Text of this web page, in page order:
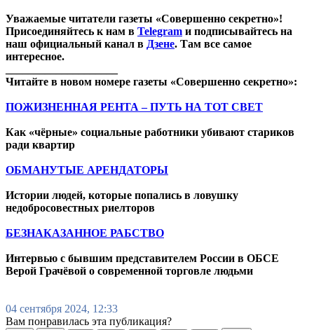
Уважаемые читатели газеты «Совершенно секретно»!
Присоединяйтесь к нам в Telegram и подписывайтесь на
наш официальный канал в Дзене. Там все самое
интересное.
Читайте в новом номере газеты «Совершенно секретно»:
ПОЖИЗНЕННАЯ РЕНТА – ПУТЬ НА ТОТ СВЕТ
Как «чёрные» социальные работники убивают стариков
ради квартир
ОБМАНУТЫЕ АРЕНДАТОРЫ
Истории людей, которые попались в ловушку
недобросовестных риелторов
БЕЗНАКАЗАННОЕ РАБСТВО
Интервью с бывшим представителем России в ОБСЕ
Верой Грачёвой о современной торговле людьми
04 сентября 2024, 12:33
Вам понравилась эта публикация?